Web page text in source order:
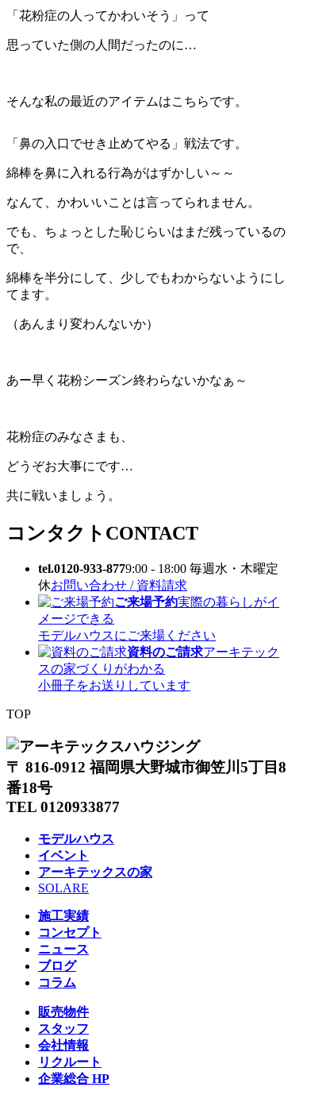
「花粉症の人ってかわいそう」って
思っていた側の人間だったのに…
そんな私の最近のアイテムはこちらです。
「鼻の入口でせき止めてやる」戦法です。
綿棒を鼻に入れる行為がはずかしい～～
なんて、かわいいことは言ってられません。
でも、ちょっとした恥じらいはまだ残っているの
で、
綿棒を半分にして、少しでもわからないようにし
てます。
（あんまり変わんないか）
あー早く花粉シーズン終わらないかなぁ～
花粉症のみなさまも、
どうぞお大事にです…
共に戦いましょう。
コンタクト CONTACT
tel.0120-933-8779:00 - 18:00 毎週水・木曜定
休お問い合わせ / 資料請求
ご来場予約実際の暮らしがイ
メージできる
モデルハウスにご来場ください
資料のご請求アーキテック
スの家づくりがわかる
小冊子をお送りしています
TOP
〒 816-0912 福岡県大野城市御笠川5丁目8
番18号
TEL 0120933877
モデルハウス
イベント
アーキテックスの家
SOLARE
施工実績
コンセプト
ニュース
ブログ
コラム
販売物件
スタッフ
会社情報
リクルート
企業総合 HP